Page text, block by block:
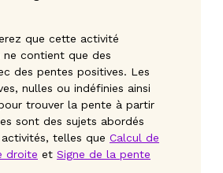
que cette activité
ne contient que des
des pentes positives. Les
nulles ou indéfinies ainsi
trouver la pente à partir
sont des sujets abordés
activités, telles que Calcul de
droite et Signe de la pente